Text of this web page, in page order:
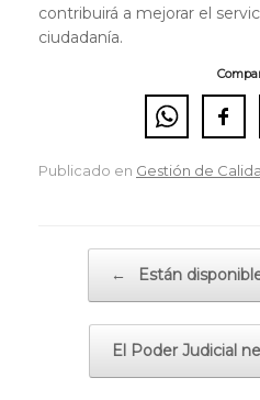
contribuirá a mejorar el
ciudadanía.
Publicado en Gestión de
← Están
El Poder Judicial